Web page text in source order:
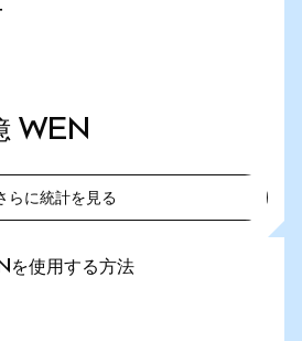
WEN
らに統計を見る
使用する方法